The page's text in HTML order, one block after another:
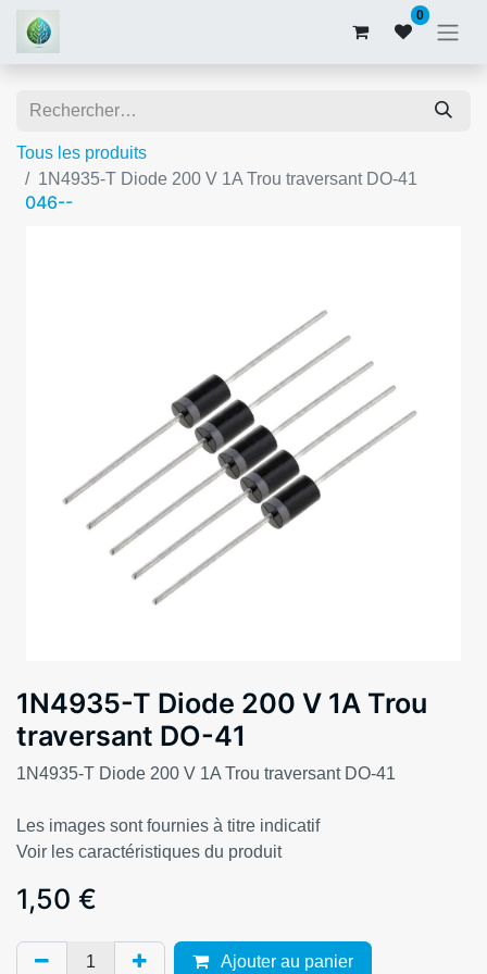
0
Tous les produits
1N4935-T Diode 200 V 1A Trou traversant DO-41
046--
1N4935-T Diode 200 V 1A Trou
traversant DO-41
1N4935-T Diode 200 V 1A Trou traversant DO-41
Les images sont fournies à titre indicatif
Voir les caractéristiques du produit
1,50 €
Ajouter au panier